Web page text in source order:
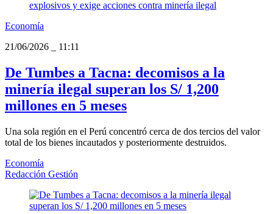
Economía
21/06/2026
11:11
De Tumbes a Tacna: decomisos a la
minería ilegal superan los S/ 1,200
millones en 5 meses
Una sola región en el Perú concentró cerca de dos tercios del valor
total de los bienes incautados y posteriormente destruidos.
Economía
Redacción Gestión